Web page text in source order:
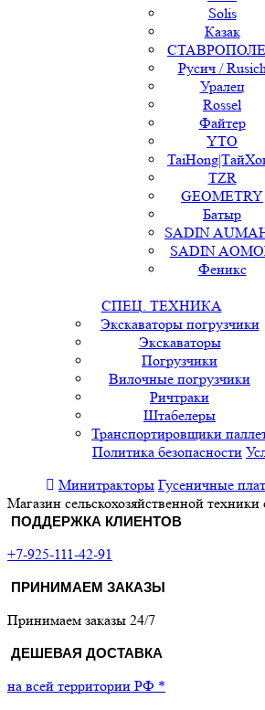
Solis
Казак
Русич /
Уралец
Rossel
Файтер
YTO
TZR
GEOMETRY
Батыр
SADIN
SADIN
Феникс
СПЕЦ. ТЕХНИКА
Экскаваторы погрузчики
Экскаваторы
Погрузчики
Вилочные погрузчики
Ричтраки
Штабелеры
Транспортировщики
Политика безопасности
Минитракторы Гусеничные
Магазин сельскохозяйственной
ПОДДЕРЖКА КЛИЕНТОВ
+7-925-111-42-91
ПРИНИМАЕМ ЗАКАЗЫ
Принимаем заказы 24/7
ДЕШЕВАЯ ДОСТАВКА
на всей территории РФ *